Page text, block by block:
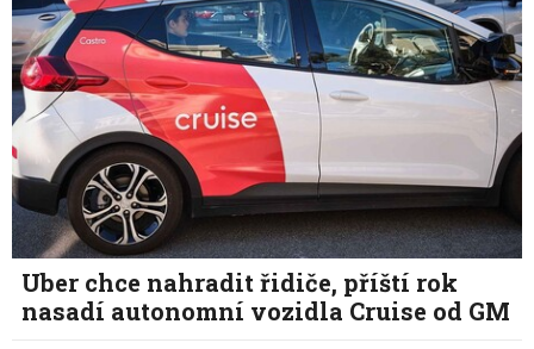
Uber chce nahradit řidiče, příští rok
nasadí autonomní vozidla Cruise od GM